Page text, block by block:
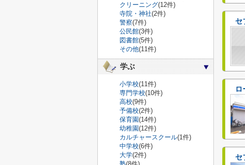
セ
ロ
セ
クリーニング(12件)
寺院・神社(2件)
警察(7件)
公民館(3件)
図書館(5件)
その他(11件)
学ぶ
小学校(11件)
専門学校(10件)
高校(9件)
予備校(2件)
保育園(14件)
幼稚園(12件)
カルチャースクール(1件)
中学校(6件)
大学(2件)